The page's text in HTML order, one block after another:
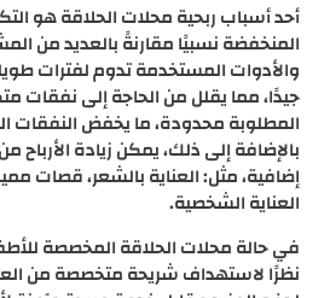
أحد أسباب ربحية محلات الحلاقة هو
المنخفضة نسبيًا مقارنةً بالعديد من
والأدوات المستخدمة تدوم لفترات
جيدًا، مما يقلل من الحاجة إلى نفقات
المطلوبة محدودة، ما يخفض النفقات
بالإضافة إلى ذلك، يمكن زيادة
إضافية، مثل: العناية بالشعر، قصات
العناية الشخصية.
في حالة محلات الحلاقة المخصصة
نظرًا لاستهداف شريحة متخصصة من